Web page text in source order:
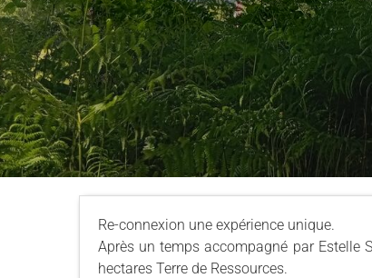
Re-connexion une expérience unique.
Après un temps accompagné par Estelle
hectares Terre de Ressources.